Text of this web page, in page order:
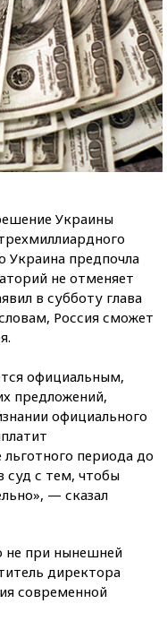
Украины
Украина предпочла
не отменяет
в субботу глава
Россия сможет
официальным,
предложений,
официального
периода до
суд с тем, чтобы
— сказал
не при нынешней
директора
современной